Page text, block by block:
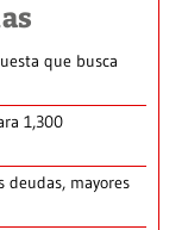
que busca
1,300
deudas, mayores